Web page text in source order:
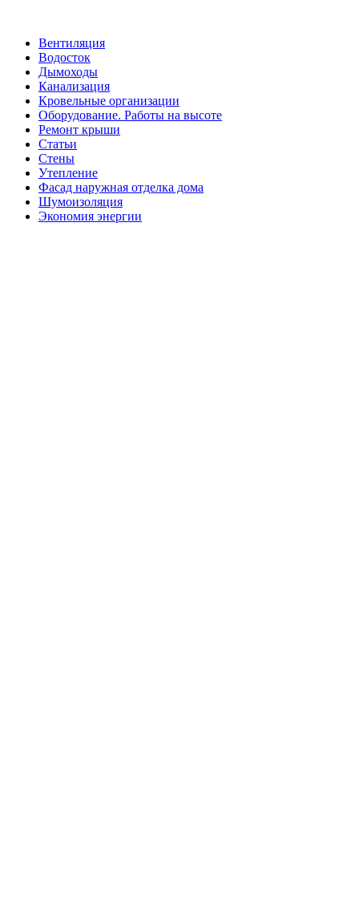
Вентиляция
Водосток
Дымоходы
Канализация
Кровельные организации
Оборудование. Работы на высоте
Ремонт крыши
Статьи
Стены
Утепление
Фасад наружная отделка дома
Шумоизоляция
Экономия энергии